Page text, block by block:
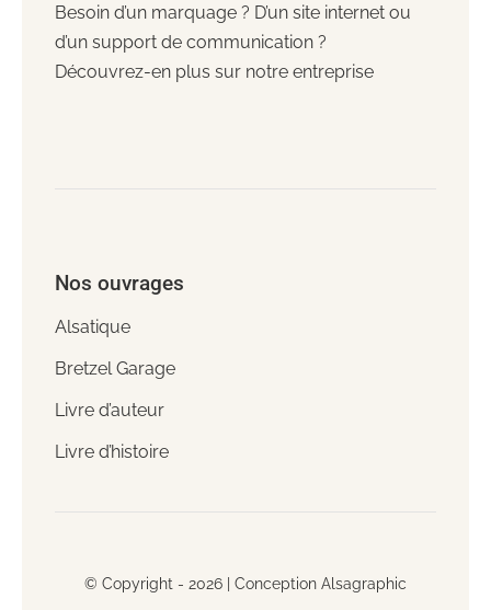
Besoin d’un marquage ? D’un site internet ou
d’un support de communication ?
Découvrez-en plus sur notre entreprise
Nos ouvrages
Alsatique
Bretzel Garage
Livre d’auteur
Livre d’histoire
© Copyright - 2026 | Conception Alsagraphic